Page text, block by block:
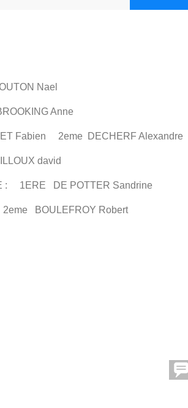
Nael
Anne
Fabien 2eme DECHERF Alexandre
david
: 1ERE DE POTTER Sandrine
BOULEFROY Robert